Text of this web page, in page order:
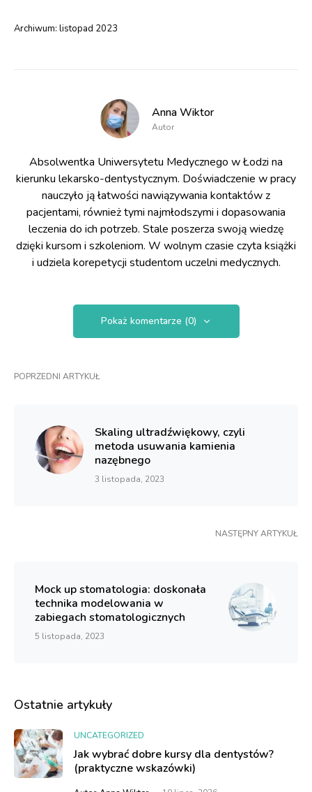
Archiwum: listopad 2023
Anna Wiktor
Autor
Absolwentka Uniwersytetu Medycznego w Łodzi na
kierunku lekarsko-dentystycznym. Doświadczenie w pracy
nauczyło ją łatwości nawiązywania kontaktów z
pacjentami, również tymi najmłodszymi i dopasowania
leczenia do ich potrzeb. Stale poszerza swoją wiedzę
dzięki kursom i szkoleniom. W wolnym czasie czyta książki
i udziela korepetycji studentom uczelni medycznych.
Pokaż komentarze (0)
POPRZEDNI ARTYKUŁ
Skaling ultradźwiękowy, czyli
metoda usuwania kamienia
nazębnego
3 listopada, 2023
NASTĘPNY ARTYKUŁ
Mock up stomatologia: doskonała
technika modelowania w
zabiegach stomatologicznych
5 listopada, 2023
Ostatnie artykuły
UNCATEGORIZED
Jak wybrać dobre kursy dla dentystów?
(praktyczne wskazówki)